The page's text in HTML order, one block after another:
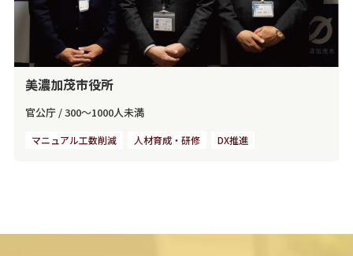
美濃加茂市役所
官公庁 /300～1000人未満
マニュアル工数削減 人材育成・研修 DX推進